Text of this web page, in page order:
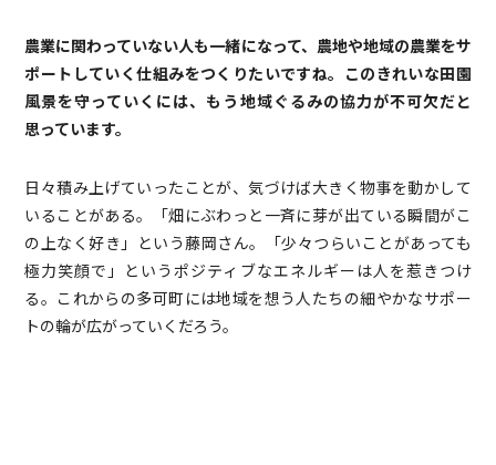
農業に関わっていない人も一緒になって、農地や地域の農業をサ
ポートしていく仕組みをつくりたいですね。このきれいな田園
風景を守っていくには、もう地域ぐるみの協力が不可欠だと
思っています。
日々積み上げていったことが、気づけば大きく物事を動かして
いることがある。「畑にぶわっと一斉に芽が出ている瞬間がこ
の上なく好き」という藤岡さん。「少々つらいことがあっても
極力笑顔で」というポジティブなエネルギーは人を惹きつけ
る。これからの多可町には地域を想う人たちの細やかなサポー
トの輪が広がっていくだろう。